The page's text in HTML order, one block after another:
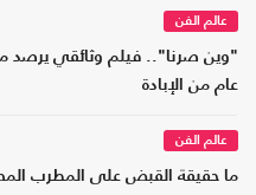
عالم الفن
"وين صرنا".. فيلم وثائقي يرصد
عام من الإبادة
عالم الفن
ما حقيقة القبض على المطرب